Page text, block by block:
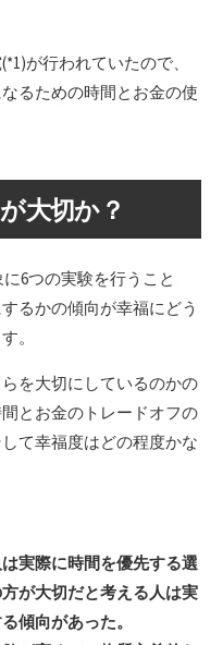
が行われていたので、
るための時間とお金の使
大切か？
6つの実験を行うこと
るかの傾向が幸福にどう
。
を大切にしているのかの
とお金のトレードオフの
て幸福度はどの程度かな
実際に時間を優先する選
が大切だと考える人は実
傾向があった。